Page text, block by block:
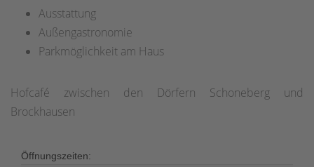
Ausstattung
Außengastronomie
Parkmöglichkeit am Haus
Hofcafé zwischen den Dörfern Schoneberg und
Brockhausen
Öffnungszeiten: